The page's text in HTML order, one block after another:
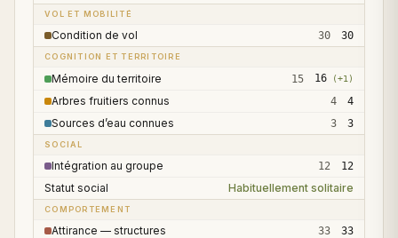
VOL ET MOBILITÉ
Condition de vol 30 30
COGNITION ET TERRITOIRE
Mémoire du territoire 15 16 (+1 )
Arbres fruitiers connus 4 4
Sources d’eau connues 3 3
SOCIAL
Intégration au groupe 12 12
Statut social Habituellement solitaire
COMPORTEMENT
Attirance — structures 33 33